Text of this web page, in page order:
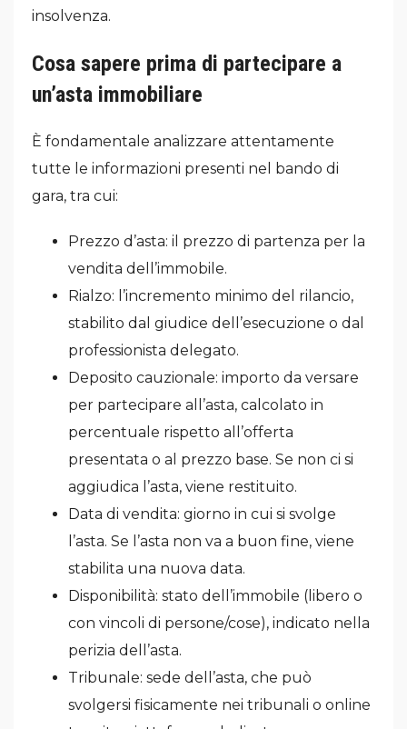
insolvenza.
Cosa sapere prima di partecipare a
un’asta immobiliare
È fondamentale analizzare attentamente
tutte le informazioni presenti nel bando di
gara, tra cui:
Prezzo d’asta: il prezzo di partenza per la
vendita dell’immobile.
Rialzo: l’incremento minimo del rilancio,
stabilito dal giudice dell’esecuzione o dal
professionista delegato.
Deposito cauzionale: importo da versare
per partecipare all’asta, calcolato in
percentuale rispetto all’offerta
presentata o al prezzo base. Se non ci si
aggiudica l’asta, viene restituito.
Data di vendita: giorno in cui si svolge
l’asta. Se l’asta non va a buon fine, viene
stabilita una nuova data.
Disponibilità: stato dell’immobile (libero o
con vincoli di persone/cose), indicato nella
perizia dell’asta.
Tribunale: sede dell’asta, che può
svolgersi fisicamente nei tribunali o online